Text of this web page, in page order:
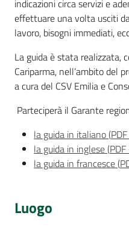
indicazioni circa servizi e
effettuare una volta usciti
lavoro, bisogni immediati,
La guida è stata realizzata,
Cariparma, nell’ambito del
a cura del CSV Emilia e
Parteciperà il Garante
la guida in italiano(PDF
la guida in inglese(PDF
la guida in francesce(
Luogo